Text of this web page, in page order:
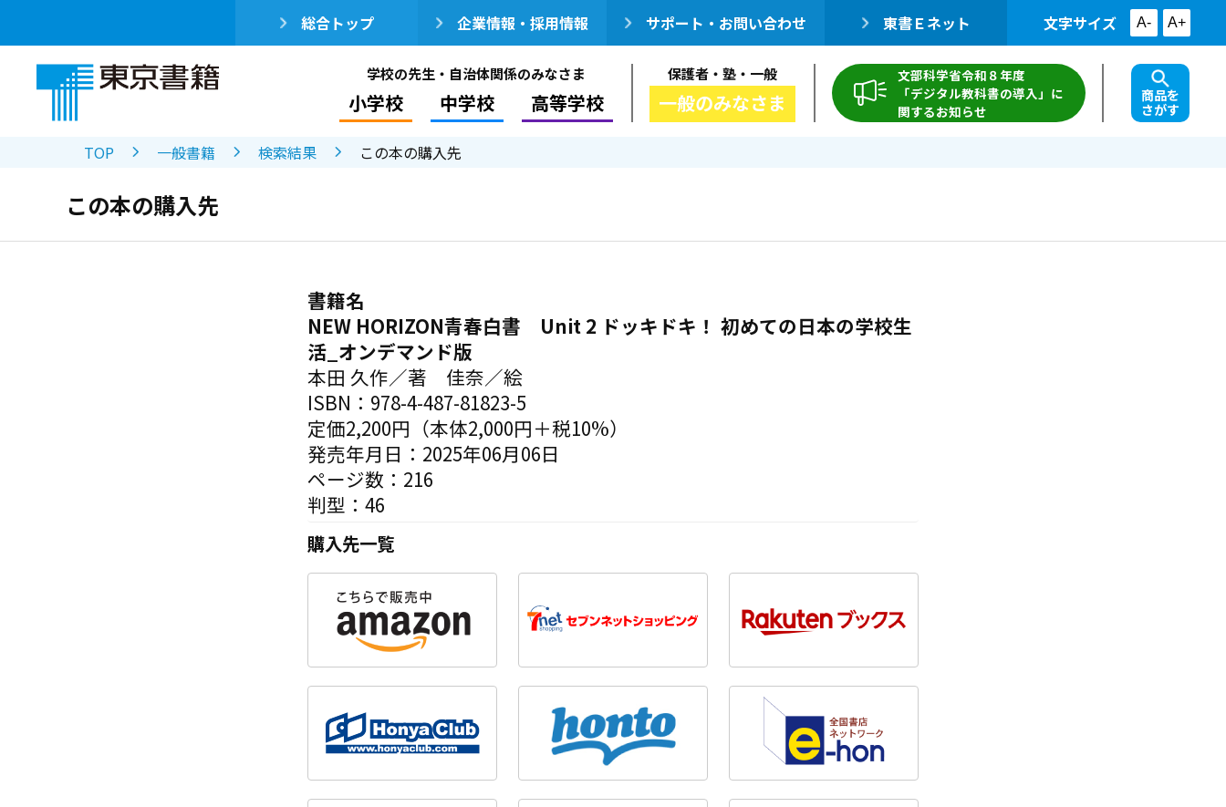
総合トップ 企業情報・採用情報 サポート・お問い合わせ 東書Ｅネット 文字サイズ A- A+
学校の先生・自治体関係のみなさま
小学校 中学校 高等学校
保護者・塾・一般
一般のみなさま
文部科学省令和８年度
「デジタル教科書の導入」に
関するお知らせ
商品を
さがす
TOP 一般書籍 検索結果 この本の購入先
この本の購入先
書籍名
NEW HORIZON青春白書 Unit 2 ドッキドキ！ 初めての日本の学校生
活_オンデマンド版
本田 久作／著 佳奈／絵
ISBN：978-4-487-81823-5
定価2,200円（本体2,000円＋税10%）
発売年月日：2025年06月06日
ページ数：216
判型：46
購入先一覧